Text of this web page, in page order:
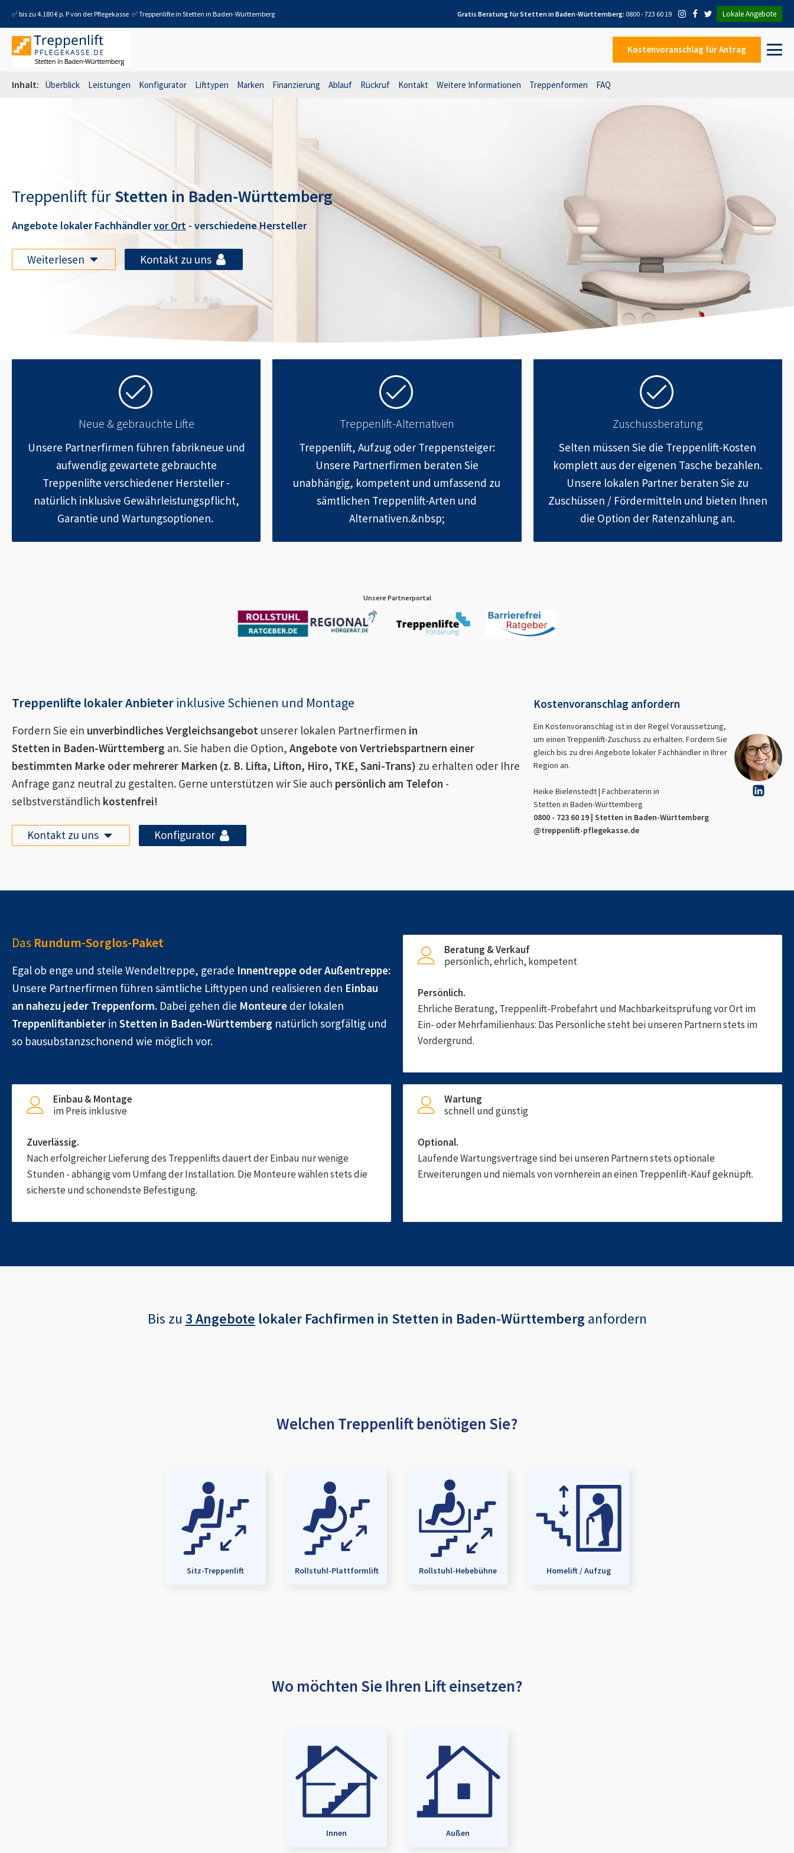
✅ bis zu 4.180 € p. P von der Pflegekasse ✅ Treppenlifte in Stetten in Baden-Württemberg Gratis Beratung fürStetten in Baden-Württemberg: 0800 - 723 60 19 Lokale Angebote
Kostenvoranschlag für Antrag
Inhalt: Überblick Leistungen Konfigurator Lifttypen Marken Finanzierung Ablauf Rückruf Kontakt Weitere Informationen Treppenformen FAQ
Treppenlift fürStetten in Baden-Württemberg
Angebote lokaler Fachhändlervor Ort - verschiedene Hersteller
Weiterlesen Kontakt zu uns
Neue & gebrauchte Lifte
Unsere Partnerfirmen führen fabrikneue und
aufwendig gewartete gebrauchte
Treppenlifte verschiedener Hersteller -
natürlich inklusive Gewährleistungspflicht,
Garantie und Wartungsoptionen.
Treppenlift-Alternativen
Treppenlift, Aufzug oder Treppensteiger:
Unsere Partnerfirmen beraten Sie
unabhängig, kompetent und umfassend zu
sämtlichen Treppenlift-Arten und
Alternativen.&nbsp;
Zuschussberatung
Selten müssen Sie die Treppenlift-Kosten
komplett aus der eigenen Tasche bezahlen.
Unsere lokalen Partner beraten Sie zu
Zuschüssen / Fördermitteln und bieten Ihnen
die Option der Ratenzahlung an.
Unsere Partnerportal
Treppenlifte lokaler Anbieter inklusive Schienen und Montage
Fordern Sie ein unverbindliches Vergleichsangebot unserer lokalen Partnerfirmen in
Stetten in Baden-Württemberg an. Sie haben die Option, Angebote von Vertriebspartnern einer
bestimmten Marke oder mehrerer Marken (z. B. Lifta, Lifton, Hiro, TKE, Sani-Trans) zu erhalten oder Ihre
Anfrage ganz neutral zu gestalten. Gerne unterstützen wir Sie auch persönlich am Telefon -
selbstverständlich kostenfrei!
Kontakt zu uns Konfigurator
Kostenvoranschlag anfordern
Ein Kostenvoranschlag ist in der Regel Voraussetzung,
um einen Treppenlift-Zuschuss zu erhalten. Fordern Sie
gleich bis zu drei Angebote lokaler Fachhändler in Ihrer
Region an.
Heike Bielenstedt | Fachberaterin in
Stetten in Baden-Württemberg
0800 - 723 60 19 | Stetten in Baden-Württemberg
@treppenlift-pflegekasse.de
Das Rundum-Sorglos-Paket
Egal ob enge und steile Wendeltreppe, gerade Innentreppe oder Außentreppe:
Unsere Partnerfirmen führen sämtliche Lifttypen und realisieren den Einbau
an nahezu jeder Treppenform. Dabei gehen die Monteure der lokalen
Treppenliftanbieter in Stetten in Baden-Württemberg natürlich sorgfältig und
so bausubstanzschonend wie möglich vor.
Beratung & Verkauf
persönlich, ehrlich, kompetent
Persönlich.
Ehrliche Beratung, Treppenlift-Probefahrt und Machbarkeitsprüfung vor Ort im
Ein- oder Mehrfamilienhaus: Das Persönliche steht bei unseren Partnern stets im
Vordergrund.
Einbau & Montage
im Preis inklusive
Zuverlässig.
Nach erfolgreicher Lieferung des Treppenlifts dauert der Einbau nur wenige
Stunden - abhängig vom Umfang der Installation. Die Monteure wählen stets die
sicherste und schonendste Befestigung.
Wartung
schnell und günstig
Optional.
Laufende Wartungsverträge sind bei unseren Partnern stets optionale
Erweiterungen und niemals von vornherein an einen Treppenlift-Kauf geknüpft.
Bis zu 3 Angebote lokaler Fachfirmen in Stetten in Baden-Württemberg anfordern
Welchen Treppenlift benötigen Sie?
Sitz-Treppenlift Rollstuhl-Plattformlift Rollstuhl-Hebebühne Homelift / Aufzug
Wo möchten Sie Ihren Lift einsetzen?
Innen Außen